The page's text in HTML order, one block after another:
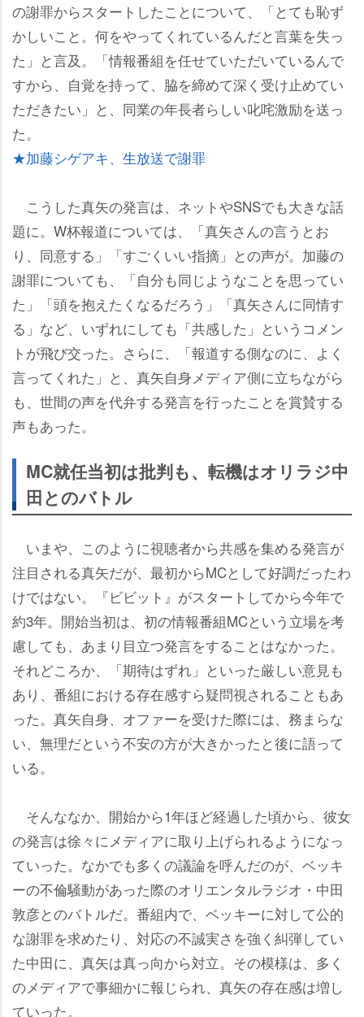
の謝罪からスタートしたことについて、「とても恥ず
かしいこと。何をやってくれているんだと言葉を失っ
た」と言及。「情報番組を任せていただいているんで
すから、自覚を持って、脇を締めて深く受け止めてい
ただきたい」と、同業の年長者らしい叱咤激励を送っ
た。
★加藤シゲアキ、生放送で謝罪
こうした真矢の発言は、ネットやSNSでも大きな話
題に。W杯報道については、「真矢さんの言うとお
り、同意する」「すごくいい指摘」との声が。加藤の
謝罪についても、「自分も同じようなことを思ってい
た」「頭を抱えたくなるだろう」「真矢さんに同情す
る」など、いずれにしても「共感した」というコメン
トが飛び交った。さらに、「報道する側なのに、よく
言ってくれた」と、真矢自身メディア側に立ちながら
も、世間の声を代弁する発言を行ったことを賞賛する
声もあった。
MC就任当初は批判も、転機はオリラジ中
田とのバトル
いまや、このように視聴者から共感を集める発言が
注目される真矢だが、最初からMCとして好調だったわ
けではない。『ビビット』がスタートしてから今年で
約3年。開始当初は、初の情報番組MCという立場を考
慮しても、あまり目立つ発言をすることはなかった。
それどころか、「期待はずれ」といった厳しい意見も
あり、番組における存在感すら疑問視されることもあ
った。真矢自身、オファーを受けた際には、務まらな
い、無理だという不安の方が大きかったと後に語って
いる。
そんななか、開始から1年ほど経過した頃から、彼女
の発言は徐々にメディアに取り上げられるようになっ
ていった。なかでも多くの議論を呼んだのが、ベッキ
ーの不倫騒動があった際のオリエンタルラジオ・中田
敦彦とのバトルだ。番組内で、ベッキーに対して公的
な謝罪を求めたり、対応の不誠実さを強く糾弾してい
た中田に、真矢は真っ向から対立。その模様は、多く
のメディアで事細かに報じられ、真矢の存在感は増し
ていった。